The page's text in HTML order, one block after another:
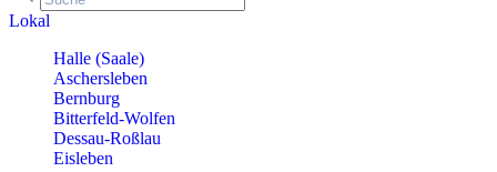
Lokal
Halle (Saale)
Aschersleben
Bernburg
Bitterfeld-Wolfen
Dessau-Roßlau
Eisleben